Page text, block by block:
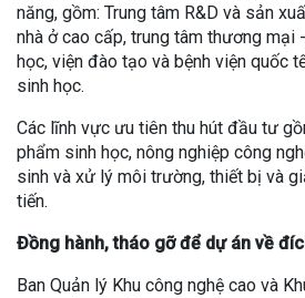
năng, gồm: Trung tâm R&D và sản
nhà ở cao cấp, trung tâm thương mại
học, viện đào tạo và bệnh viện quốc
sinh học.
Các lĩnh vực ưu tiên thu hút đầu tư
phẩm sinh học, nông nghiệp công
sinh và xử lý môi trường, thiết bị và
tiến.
Đồng hành, tháo gỡ để dự án về
Ban Quản lý Khu công nghệ cao và